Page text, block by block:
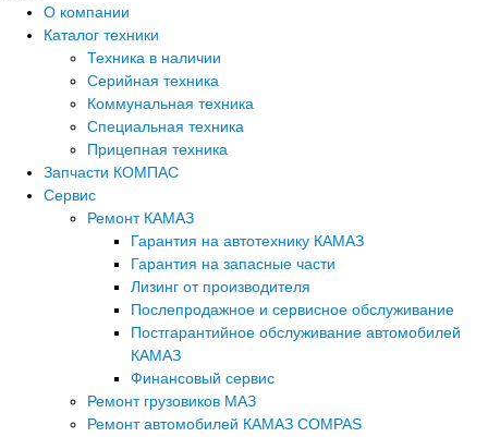
О компании
Каталог техники
Техника в наличии
Серийная техника
Коммунальная техника
Специальная техника
Прицепная техника
Запчасти КОМПАС
Сервис
Ремонт КАМАЗ
Гарантия на автотехнику КАМАЗ
Гарантия на запасные части
Лизинг от производителя
Послепродажное и сервисное обслуживание
Постгарантийное обслуживание автомобилей
КАМАЗ
Финансовый сервис
Ремонт грузовиков МАЗ
Ремонт автомобилей КАМАЗ COMPAS